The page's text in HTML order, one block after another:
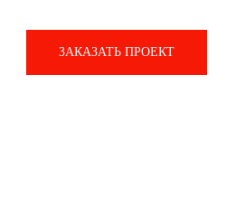
ЗАКАЗАТЬ ПРОЕКТ